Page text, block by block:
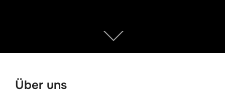
Zum
Inhalt
Über uns